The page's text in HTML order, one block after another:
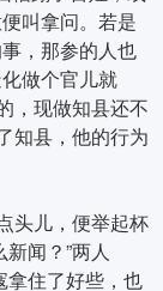
叫拿问。若是
，那参的人也
做个官儿就
，现做知县还不
知县，他的行为
头儿，便举起杯
闻？”两人
拿住了好些，也